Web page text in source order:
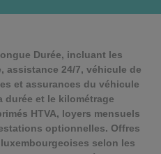
Durée, incluant les
assistance 24/7, véhicule de
et assurances du véhicule
durée et le kilométrage
HTVA, loyers mensuels
optionnelles. Offres
selon les